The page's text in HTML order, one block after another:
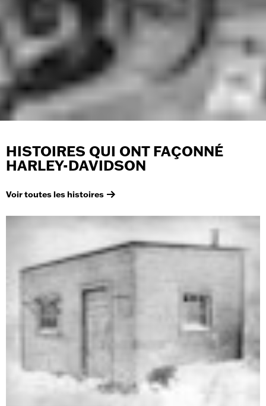
HISTOIRES QUI ONT FAÇONNÉ
HARLEY-DAVIDSON
Voir toutes les histoires